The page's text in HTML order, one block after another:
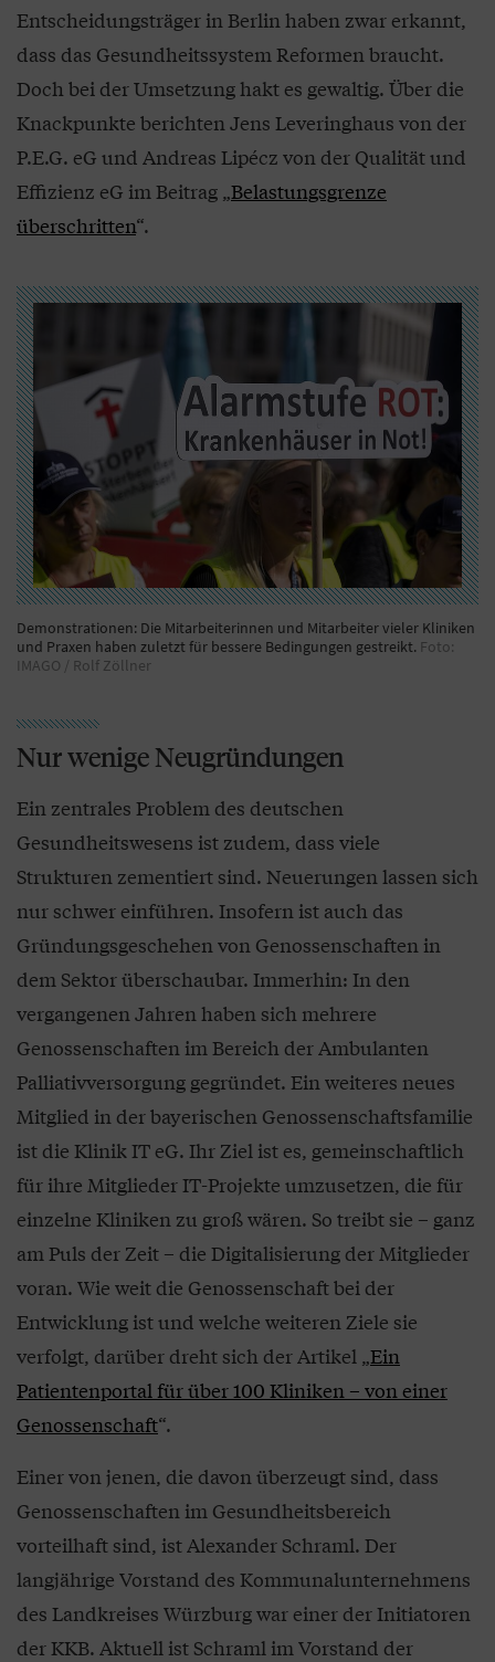
Entscheidungsträger in Berlin haben zwar erkannt,
dass das Gesundheitssystem Reformen braucht.
Doch bei der Umsetzung hakt es gewaltig. Über die
Knackpunkte berichten Jens Leveringhaus von der
P.E.G. eG und Andreas Lipécz von der Qualität und
Effizienz eG im Beitrag „Belastungsgrenze
überschritten“.
Demonstrationen: Die Mitarbeiterinnen und Mitarbeiter vieler Kliniken
und Praxen haben zuletzt für bessere Bedingungen gestreikt. Foto:
IMAGO / Rolf Zöllner
Nur wenige Neugründungen
Ein zentrales Problem des deutschen
Gesundheitswesens ist zudem, dass viele
Strukturen zementiert sind. Neuerungen lassen sich
nur schwer einführen. Insofern ist auch das
Gründungsgeschehen von Genossenschaften in
dem Sektor überschaubar. Immerhin: In den
vergangenen Jahren haben sich mehrere
Genossenschaften im Bereich der Ambulanten
Palliativversorgung gegründet. Ein weiteres neues
Mitglied in der bayerischen Genossenschaftsfamilie
ist die Klinik IT eG. Ihr Ziel ist es, gemeinschaftlich
für ihre Mitglieder IT-Projekte umzusetzen, die für
einzelne Kliniken zu groß wären. So treibt sie – ganz
am Puls der Zeit – die Digitalisierung der Mitglieder
voran. Wie weit die Genossenschaft bei der
Entwicklung ist und welche weiteren Ziele sie
verfolgt, darüber dreht sich der Artikel „Ein
Patientenportal für über 100 Kliniken – von einer
Genossenschaft“.
Einer von jenen, die davon überzeugt sind, dass
Genossenschaften im Gesundheitsbereich
vorteilhaft sind, ist Alexander Schraml. Der
langjährige Vorstand des Kommunalunternehmens
des Landkreises Würzburg war einer der Initiatoren
der KKB. Aktuell ist Schraml im Vorstand der